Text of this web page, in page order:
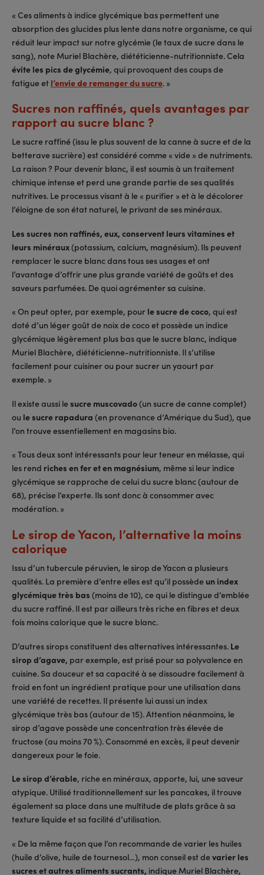
« Ces aliments à indice glycémique bas permettent une
absorption des glucides plus lente dans notre organisme, ce qui
réduit leur impact sur notre glycémie (le taux de sucre dans le
sang), note Muriel Blachère, diététicienne-nutritionniste. Cela
évite les pics de glycémie, qui provoquent des coups de
fatigue et l’envie de remanger du sucre. »
Sucres non raffinés, quels avantages par
rapport au sucre blanc ?
Le sucre raffiné (issu le plus souvent de la canne à sucre et de la
betterave sucrière) est considéré comme « vide » de nutriments.
La raison ? Pour devenir blanc, il est soumis à un traitement
chimique intense et perd une grande partie de ses qualités
nutritives. Le processus visant à le « purifier » et à le décolorer
l’éloigne de son état naturel, le privant de ses minéraux.
Les sucres non raffinés, eux, conservent leurs vitamines et
leurs minéraux(potassium, calcium, magnésium). Ils peuvent
remplacer le sucre blanc dans tous ses usages et ont
l’avantage d’offrir une plus grande variété de goûts et des
saveurs parfumées. De quoi agrémenter sa cuisine.
« On peut opter, par exemple, pour le sucre de coco, qui est
doté d’un léger goût de noix de coco et possède un indice
glycémique légèrement plus bas que le sucre blanc, indique
Muriel Blachère, diététicienne-nutritionniste. Il s’utilise
facilement pour cuisiner ou pour sucrer un yaourt par
exemple. »
Il existe aussi lesucre muscovado(un sucre de canne complet)
ou le sucre rapadura (en provenance d’Amérique du Sud), que
l’on trouve essentiellement en magasins bio.
« Tous deux sont intéressants pour leur teneur en mélasse, qui
les rend riches en fer et en magnésium, même si leur indice
glycémique se rapproche de celui du sucre blanc (autour de
68), précise l’experte. Ils sont donc à consommer avec
modération. »
Le sirop de Yacon, l’alternative la moins
calorique
Issu d’un tubercule péruvien, le sirop de Yacon a plusieurs
qualités. La première d’entre elles est qu’il possède un index
glycémique très bas (moins de 10), ce qui le distingue d’emblée
du sucre raffiné. Il est par ailleurs très riche en fibres et deux
fois moins calorique que le sucre blanc.
D’autres sirops constituent des alternatives intéressantes. Le
sirop d’agave, par exemple, est prisé pour sa polyvalence en
cuisine. Sa douceur et sa capacité à se dissoudre facilement à
froid en font un ingrédient pratique pour une utilisation dans
une variété de recettes. Il présente lui aussi un index
glycémique très bas (autour de 15). Attention néanmoins, le
sirop d’agave possède une concentration très élevée de
fructose (au moins 70 %). Consommé en excès, il peut devenir
dangereux pour le foie.
Le sirop d’érable, riche en minéraux, apporte, lui, une saveur
atypique. Utilisé traditionnellement sur les pancakes, il trouve
également sa place dans une multitude de plats grâce à sa
texture liquide et sa facilité d’utilisation.
« De la même façon que l’on recommande de varier les huiles
(huile d’olive, huile de tournesol…), mon conseil est devarier les
sucres et autres aliments sucrants, indique Muriel Blachère,